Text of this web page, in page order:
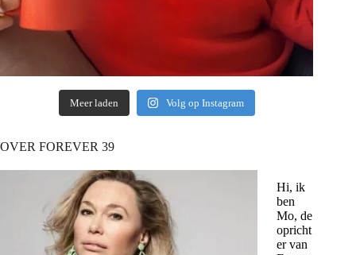
Meer laden Volg op Instagram
OVER FOREVER 39
Hi, ik
ben
Mo, de
opricht
er van